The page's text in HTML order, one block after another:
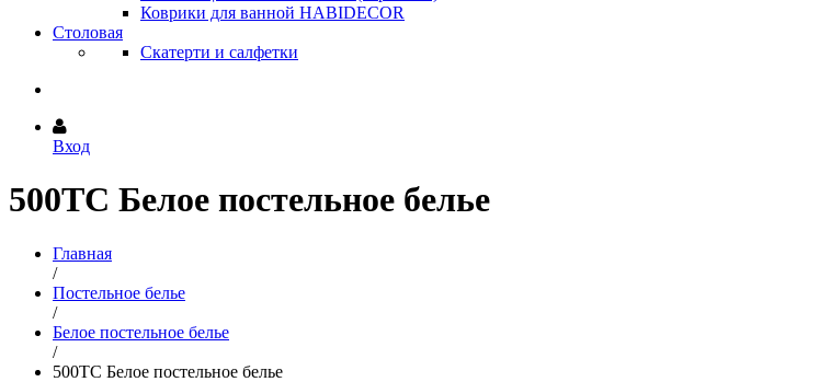
Коврики для ванной HABIDECOR
Столовая
Скатерти и салфетки
Вход
500TC Белое постельное белье
Главная
/
Постельное белье
/
Белое постельное белье
/
500TC Белое постельное белье